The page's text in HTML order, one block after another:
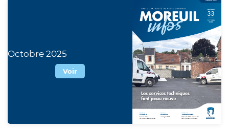
Octobre 2025
Voir